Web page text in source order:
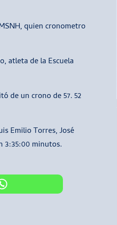
quien cronometro
atleta de la Escuela
de un crono de 57. 52
Emilio Torres, José
3:35:00 minutos.